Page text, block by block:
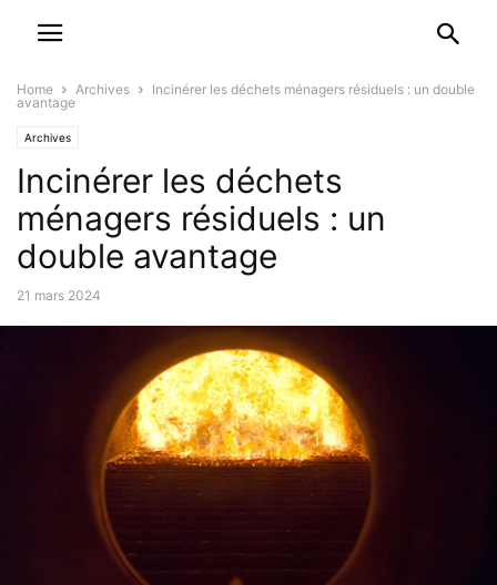
Home Archives
Incinérer les déchets ménagers résiduels : un double
avantage
Archives
Incinérer les déchets
ménagers résiduels : un
double avantage
21 mars 2024